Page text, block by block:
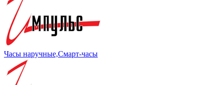
Часы наручные,Смарт-часы